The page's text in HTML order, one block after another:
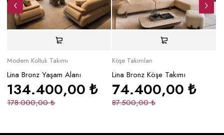
Modern Koltuk Takımı
Lina Bronz Yaşam Alanı
178.000,00₺
134.400,00₺
Köşe Takımları
Lina Bronz Köşe Takımı
87.500,00₺
74.400,00₺